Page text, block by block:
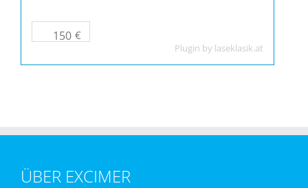
€
Plugin by laseklasik.at
ÜBER EXCIMER